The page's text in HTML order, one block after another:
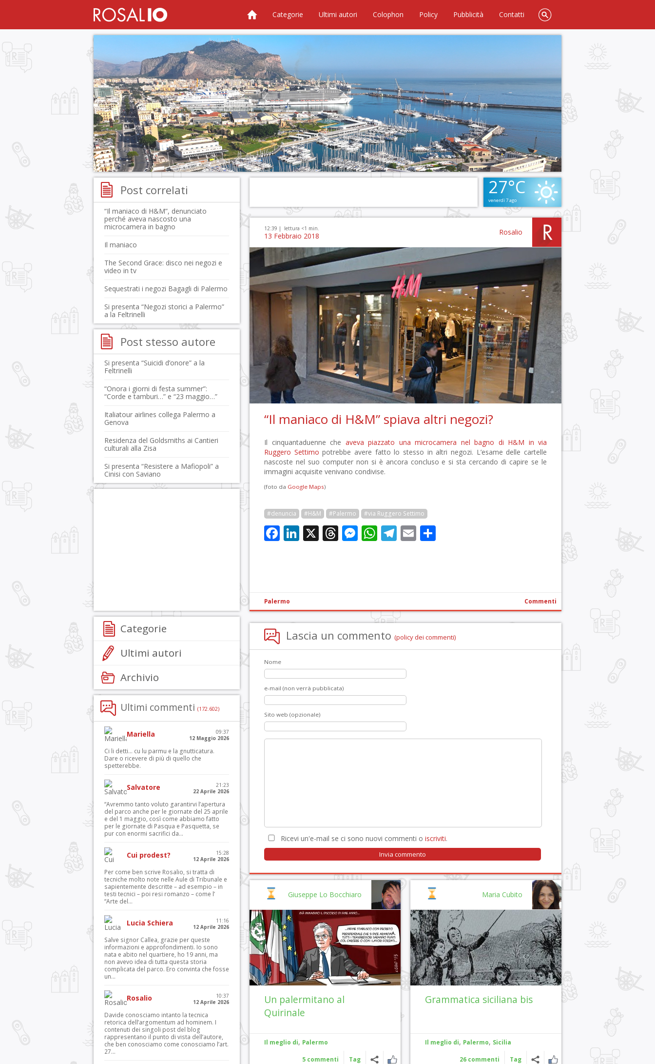
Categorie Ultimi autori Colophon Policy Pubblicità Contatti
27°C
venerdì 7 ago
12:39 | lettura <1 min.
13 Febbraio 2018 Rosalio
“Il maniaco di H&M” spiava altri negozi?
Il cinquantaduenne che aveva piazzato una microcamera nel bagno di H&M in via
Ruggero Settimo potrebbe avere fatto lo stesso in altri negozi. L’esame delle cartelle
nascoste nel suo computer non si è ancora concluso e si sta cercando di capire se le
immagini acquisite venivano condivise.
(foto da Google Maps)
#denuncia #H&M #Palermo #via Ruggero Settimo
Facebook
LinkedIn
X Threads
Messenger
WhatsApp
Telegram
Email
Palermo Commenti
Lascia un commento (policy dei commenti)
Nome
e-mail (non verrà pubblicata)
Sito web (opzionale)
Ricevi un'e-mail se ci sono nuovi commenti o iscriviti.
Maria Cubito
Grammatica siciliana bis
Il meglio di, Palermo, Sicilia
26 commenti Tag
Giuseppe Lo Bocchiaro
Un palermitano al
Quirinale
Il meglio di, Palermo
5 commenti Tag
Post correlati
“Il maniaco di H&M”, denunciato
perché aveva nascosto una
microcamera in bagno
Il maniaco
The Second Grace: disco nei negozi e
video in tv
Sequestrati i negozi Bagagli di Palermo
Si presenta “Negozi storici a Palermo”
a la Feltrinelli
Post stesso autore
Si presenta “Suicidi d’onore” a la
Feltrinelli
“Onora i giorni di festa summer”:
“Corde e tamburi…” e “23 maggio…”
Italiatour airlines collega Palermo a
Genova
Residenza del Goldsmiths ai Cantieri
culturali alla Zisa
Si presenta “Resistere a Mafiopoli” a
Cinisi con Saviano
Categorie
Ultimi autori
Archivio
Ultimi commenti (172.602)
Mariella
09:37
12 Maggio 2026
Ci li detti… cu lu parmu e la gnutticatura.
Dare o ricevere di più di quello che
spetterebbe.
Salvatore
21:23
22 Aprile 2026
“Avremmo tanto voluto garantirvi l’apertura
del parco anche per le giornate del 25 aprile
e del 1 maggio, così come abbiamo fatto
per le giornate di Pasqua e Pasquetta, se
pur con enormi sacrifici da...
Cui prodest?
15:28
12 Aprile 2026
Per come ben scrive Rosalio, si tratta di
tecniche molto note nelle Aule di Tribunale e
sapientemente descritte – ad esempio – in
testi tecnici – poi resi romanzo – come l’
“Arte del...
Lucia Schiera
11:16
12 Aprile 2026
Salve signor Callea, grazie per queste
informazioni e approfondimenti. Io sono
nata e abito nel quartiere, ho 19 anni, ma
non avevo idea di tutta questa storia
complicata del parco. Ero convinta che fosse
un...
Rosalio
10:37
12 Aprile 2026
Davide conosciamo intanto la tecnica
retorica dell’argomentum ad hominem. I
contenuti dei singoli post del blog
rappresentano il punto di vista dell’autore,
che ben conosciamo come conosciamo l’art.
27...